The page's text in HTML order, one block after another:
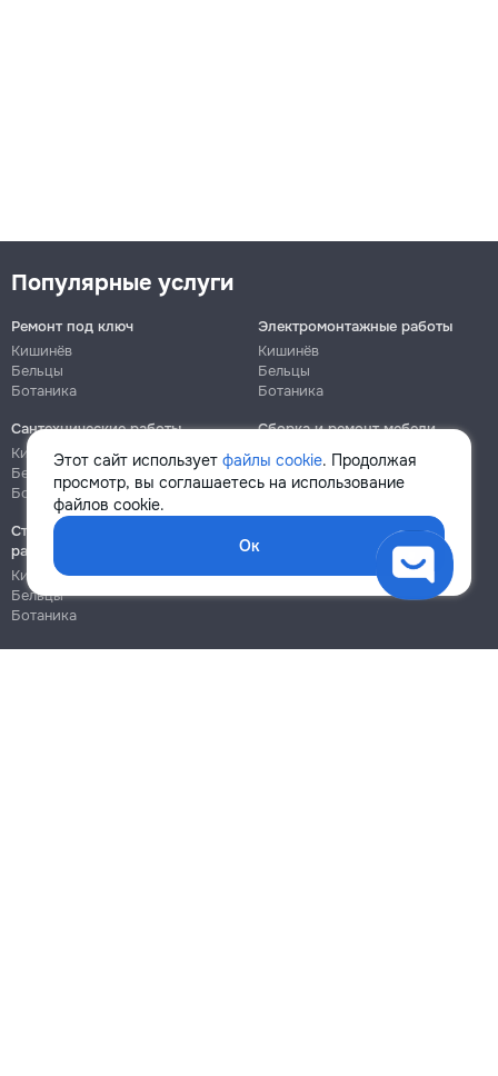
Этот сайт использует файлы cookie. Продолжая
просмотр, вы соглашаетесь на использование
файлов cookie.
Ок
Популярные услуги
Ремонт под ключ
Кишинёв
Бельцы
Ботаника
Электромонтажные работы
Кишинёв
Бельцы
Ботаника
Сантехнические работы
Кишинёв
Бельцы
Ботаника
Сборка и ремонт мебели
Кишинёв
Ботаника
Строительно-монтажные
работы
Кишинёв
Бельцы
Ботаника